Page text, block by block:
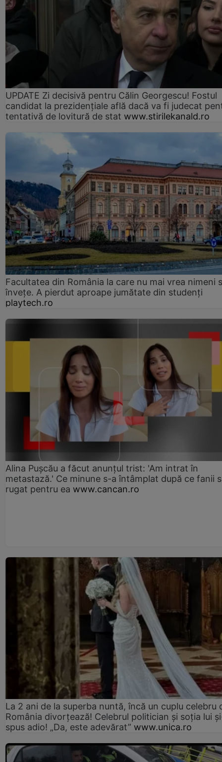
UPDATE Zi decisivă pentru Călin Georgescu! Fostul
candidat la prezidențiale află dacă va fi judecat
tentativă de lovitură de stat www.stirilekanald.ro
Facultatea din România la care nu mai vrea nimeni
înveţe. A pierdut aproape jumătate din studenţi
playtech.ro
Alina Pușcău a făcut anunțul trist: 'Am intrat în
metastază.' Ce minune s-a întâmplat după ce fanii
rugat pentru ea www.cancan.ro
La 2 ani de la superba nuntă, încă un cuplu celebru
România divorțează! Celebrul politician și soția lui
spus adio! „Da, este adevărat” www.unica.ro